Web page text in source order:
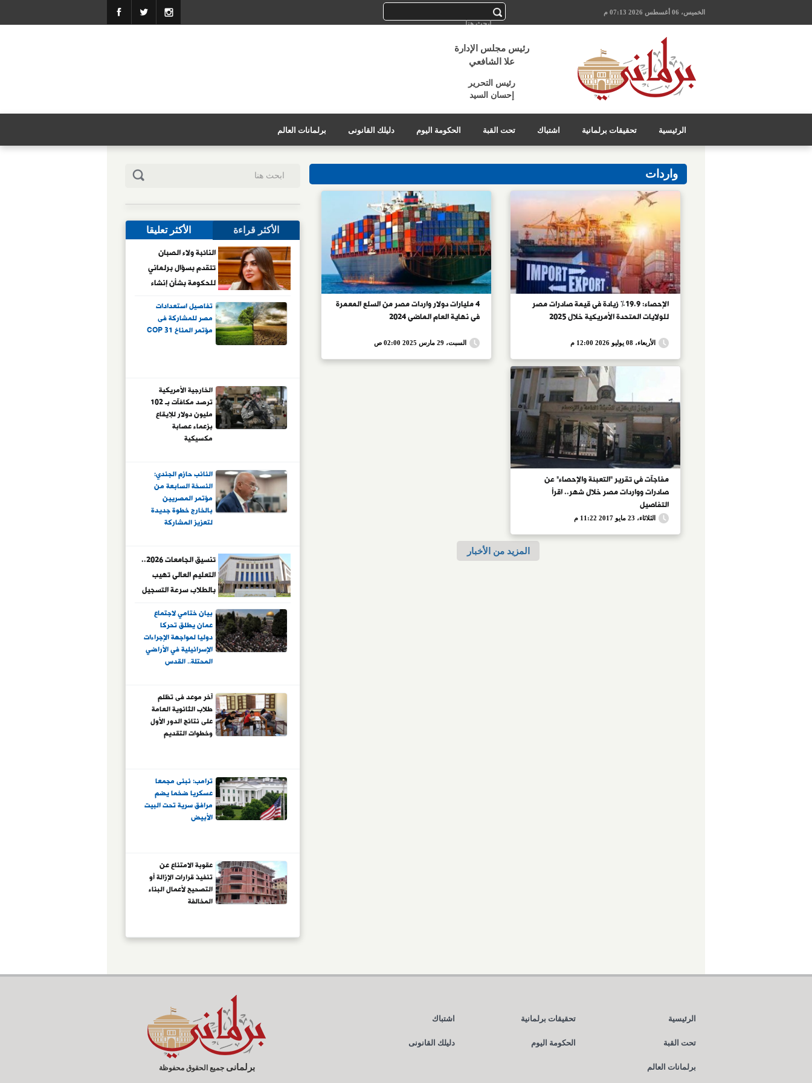
الخميس، 06 أغسطس 2026 07:13 م
رئيس مجلس الإدارة
علا الشافعي
رئيس التحرير
إحسان السيد
الرئيسية تحقيقات برلمانية اشتباك تحت القبة الحكومة اليوم دليلك القانونى برلمانات العالم
واردات
الإحصاء: 19.9% زيادة فى قيمة صادرات مصر
للولايات المتحدة الأمريكية خلال 2025
الأربعاء، 08 يوليو 2026 12:00 م
4 مليارات دولار واردات مصر من السلع المعمرة
فى نهاية العام الماضى 2024
السبت، 29 مارس 2025 02:00 ص
مفاجآت فى تقرير "التعبئة والإحصاء" عن
صادرات وواردات مصر خلال شهر.. اقرأ
التفاصيل
الثلاثاء، 23 مايو 2017 11:22 م
المزيد من الأخبار
الأكثر قراءة الأكثر تعليقا
النائبة ولاء الصبان
تتقدم بسؤال برلماني
للحكومة بشأن إنشاء
للإنذار المبكر بالكوارث
الطبيعية
تفاصيل استعدادات
مصر للمشاركة فى
مؤتمر المناخ COP 31
الخارجية الأمريكية
ترصد مكافآت بـ 102
مليون دولار للإيقاع
بزعماء عصابة
مكسيكية
النائب حازم الجندي:
النسخة السابعة من
مؤتمر المصريين
بالخارج خطوة جديدة
لتعزيز المشاركة
تنسيق الجامعات 2026..
التعليم العالى تهيب
بالطلاب سرعة التسجيل
بيان ختامي لاجتماع
عمان يطلق تحركا
دوليا لمواجهة الإجراءات
الإسرائيلية في الأراضي
المحتلة.. القدس
وإطلاق منصة إعلامية
لتوثيق انتهاكات
الاحتلال بحق المقدسات
والمصلين
آخر موعد فى تظلم
طلاب الثانوية العامة
على نتائج الدور الأول
وخطوات التقديم
ترامب: نبنى مجمعا
عسكريا ضخما يضم
مرافق سرية تحت البيت
الأبيض
عقوبة الامتناع عن
تنفيذ قرارات الإزالة أو
التصحيح لأعمال البناء
المخالفة
الرئيسية تحقيقات برلمانية اشتباك
تحت القبة الحكومة اليوم دليلك القانونى
برلمانات العالم جميع الحقوق محفوظة برلمانى